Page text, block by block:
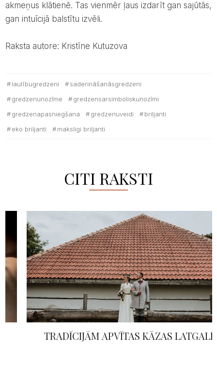
akmeņus klātienē. Tas vienmēr ļaus izdarīt gan sajūtās,
gan intuīcijā balstītu izvēli.
Raksta autore: Kristīne Kutuzova
laulībugredzeni
saderināšanāsgredzeni
gredzenunozīme
gredzensarsimboliskunozīmi
gredzenapasniegšana
gredzenuveidi
briljanti
eko briljanti
maksligi briljanti
CITI RAKSTI
TRADĪCIJĀM APVĪTAS KĀZAS LATGALĒ